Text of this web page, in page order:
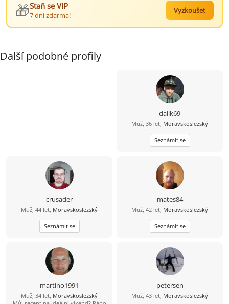
🎁Staň se VIP
7 dní zdarma!
Vyzkoušet
Další podobné profily
dalik69
Muž, 36 let, Moravskoslezský
Seznámit se
crusader
Muž, 44 let, Moravskoslezský
Seznámit se
mates84
Muž, 42 let, Moravskoslezský
Seznámit se
martino1991
Muž, 34 let, Moravskoslezský
petersen
Muž, 43 let, Moravskoslezský